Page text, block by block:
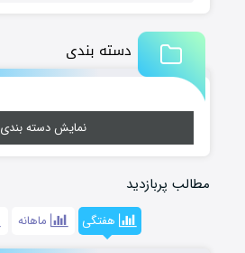
دسته بندی
نمایش دسته بندی
مطالب پربازدید
هفتگی ماهانه